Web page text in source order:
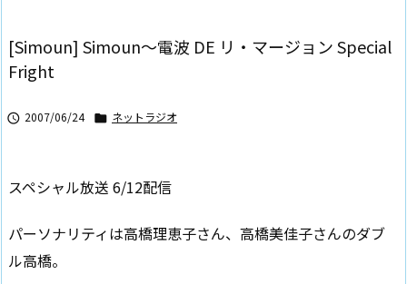
[Simoun] Simoun～電波 DE リ・マージョン Special
Fright
 2007/06/24  ネットラジオ
スペシャル放送 6/12配信
パーソナリティは高橋理恵子さん、高橋美佳子さんのダブ
ル高橋。